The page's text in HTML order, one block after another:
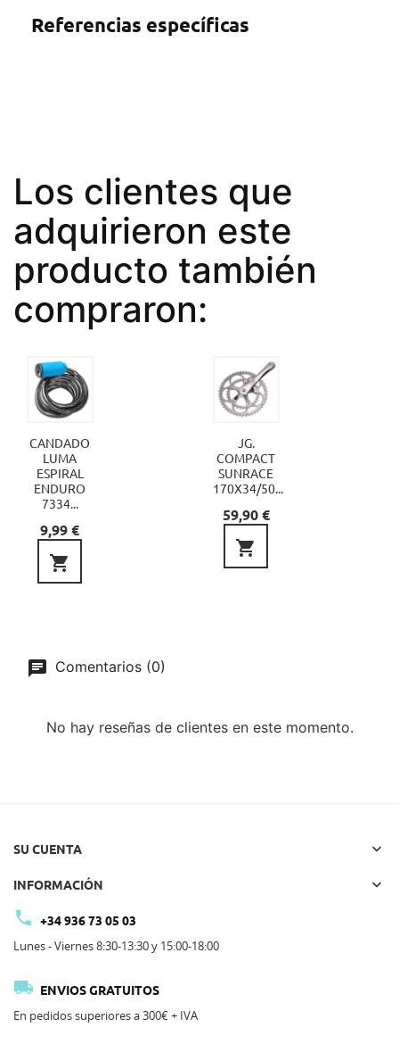
Referencias específicas
Los clientes que
adquirieron este
producto también
compraron:
CANDADO
LUMA
ESPIRAL
ENDURO
7334...
Precio
9,99 €

JG.
COMPACT
SUNRACE
170X34/50...
Precio
59,90 €

Comentarios (0)
No hay reseñas de clientes en este momento.
SU CUENTA 
INFORMACIÓN 
 +34 936 73 05 03
Lunes - Viernes 8:30-13:30 y 15:00-18:00
 ENVIOS GRATUITOS
En pedidos superiores a 300€ + IVA